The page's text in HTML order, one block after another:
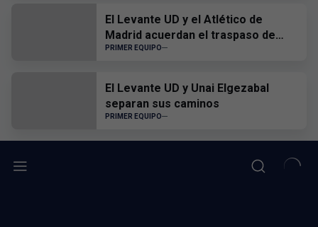
El Levante UD y el Atlético de
Madrid acuerdan el traspaso de
Edgar Alcañiz
PRIMER EQUIPO
El Levante UD y Unai Elgezabal
separan sus caminos
PRIMER EQUIPO